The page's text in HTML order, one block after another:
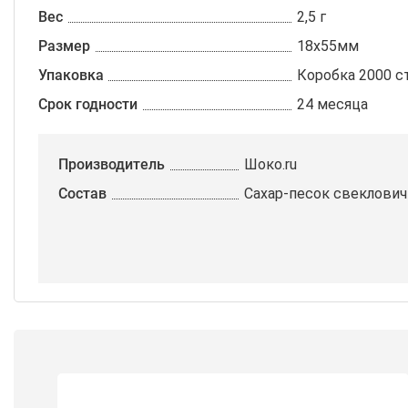
Вес
2,5 г
Размер
18х55мм
Упаковка
Коробка 2000
Срок годности
24 месяца
Производитель
Шоко.ru
Состав
Сахар-песок